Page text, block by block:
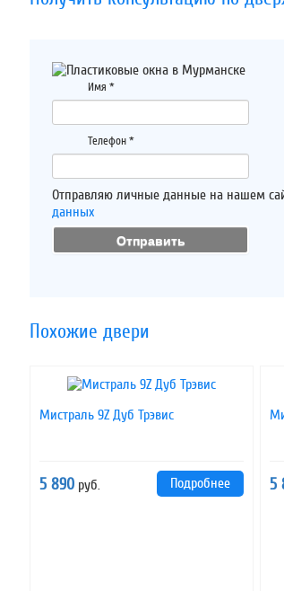
Имя *
Телефон *
Отправляю личные данные на нашем
данных
Похожие двери
Мистраль 9Z Дуб Трэвис
5 890 руб. Подробнее 5